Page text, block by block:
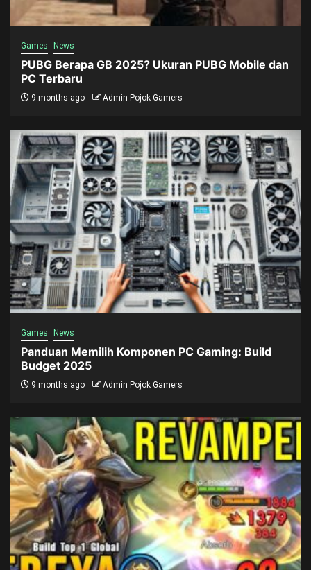
Games News
PUBG Berapa GB 2025? Ukuran PUBG Mobile dan
PC Terbaru
9 months ago Admin Pojok Gamers
Games News
Panduan Memilih Komponen PC Gaming: Build
Budget 2025
9 months ago Admin Pojok Gamers